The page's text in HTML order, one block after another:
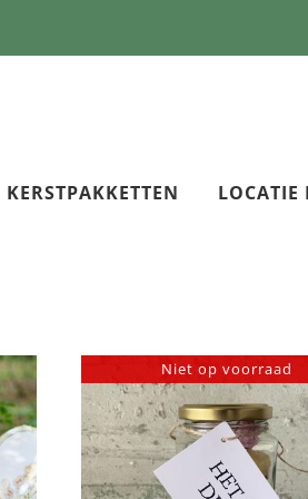
KERSTPAKKETTEN LOCATIE
Niet op voorraad